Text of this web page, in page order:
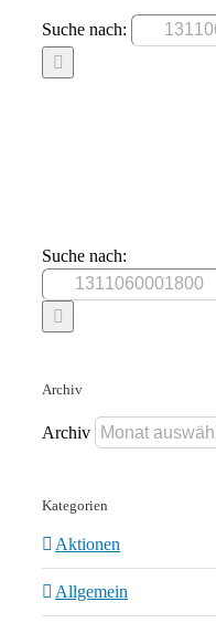
Suche nach:
Suche nach:
Archiv
Archiv
Kategorien
Aktionen
Allgemein